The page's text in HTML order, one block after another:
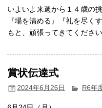
いよいよ来週から１４歳の
『場を清める』『礼を尽く
もと、頑張ってきてください
賞状伝達式
2024年6月26日 R6年